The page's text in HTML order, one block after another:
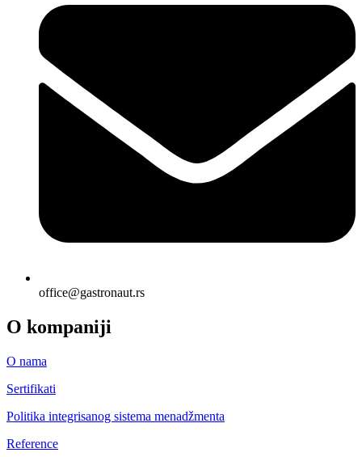
office@gastronaut.rs
O kompaniji
O nama
Sertifikati
Politika integrisanog sistema menadžmenta
Reference